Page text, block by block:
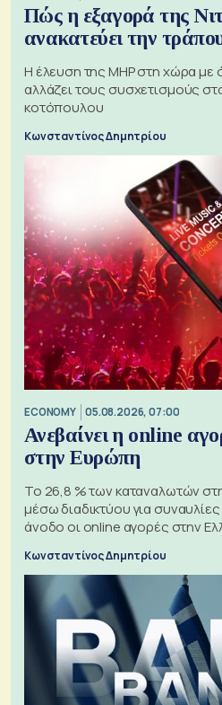
Πώς η εξαγορά της
ανακατεύει την
H έλευση της MHP στη χώρα με
αλλάζει τους συσχετισμούς
κοτόπουλου
Κωνσταντίνος Δημητρίου
ECONOMY 05.08.2026, 07:00
Ανεβαίνει η online
στην Ευρώπη
Το 26,8 % των καταναλωτών
μέσω διαδικτύου για
άνοδο οι online αγορές στην
εισιτηρίων
Κωνσταντίνος Δημητρίου